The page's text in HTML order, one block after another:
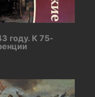
году. К 75-